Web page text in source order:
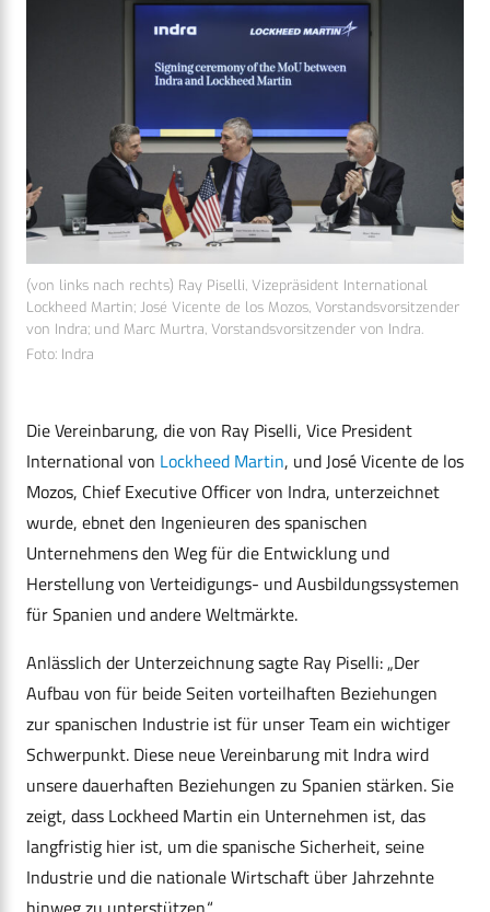
(von links nach rechts) Ray Piselli, Vizepräsident International
Lockheed Martin; José Vicente de los Mozos, Vorstandsvorsitzender
von Indra; und Marc Murtra, Vorstandsvorsitzender von Indra.
Foto: Indra
Die Vereinbarung, die von Ray Piselli, Vice President
International von Lockheed Martin, und José Vicente de los
Mozos, Chief Executive Officer von Indra, unterzeichnet
wurde, ebnet den Ingenieuren des spanischen
Unternehmens den Weg für die Entwicklung und
Herstellung von Verteidigungs- und Ausbildungssystemen
für Spanien und andere Weltmärkte.
Anlässlich der Unterzeichnung sagte Ray Piselli: „Der
Aufbau von für beide Seiten vorteilhaften Beziehungen
zur spanischen Industrie ist für unser Team ein wichtiger
Schwerpunkt. Diese neue Vereinbarung mit Indra wird
unsere dauerhaften Beziehungen zu Spanien stärken. Sie
zeigt, dass Lockheed Martin ein Unternehmen ist, das
langfristig hier ist, um die spanische Sicherheit, seine
Industrie und die nationale Wirtschaft über Jahrzehnte